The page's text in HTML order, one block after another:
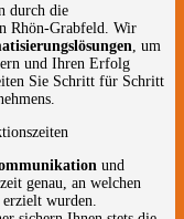
durch die
Rhön-Grabfeld. Wir
, um
und Ihren Erfolg
Sie Schritt für Schritt
und
genau, an welchen
wurden.